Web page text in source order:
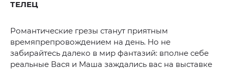
ТЕЛЕЦ
Романтические грезы станут приятным
времяпрепровождением на день. Но не
забирайтесь далеко в мир фантазий: вполне себе
реальные Вася и Маша заждались вас на выставке